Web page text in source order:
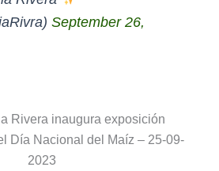
September 26,
Rivera inaugura exposición
Día Nacional del Maíz – 25-09-
2023